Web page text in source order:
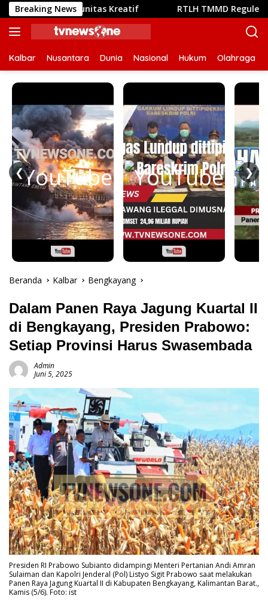
Langsung
ke
konten
Breaking News
Komunitas Kreatif RTLH TMMD Reguler ke-129
Kalbar Nusantara Dunia Nasional Hukum Olahraga
❮ ❯
Beranda Kalbar Bengkayang
Dalam Panen Raya Jagung Kuartal II
di Bengkayang, Presiden Prabowo:
Setiap Provinsi Harus Swasembada
Admin
Juni 5, 2025
Presiden RI Prabowo Subianto didampingi Menteri Pertanian Andi Amran
Sulaiman dan Kapolri Jenderal (Pol) Listyo Sigit Prabowo saat melakukan
Panen Raya Jagung Kuartal II di Kabupaten Bengkayang, Kalimantan Barat.,
Kamis (5/6). Foto: ist